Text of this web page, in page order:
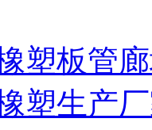
塑板管
塑生产